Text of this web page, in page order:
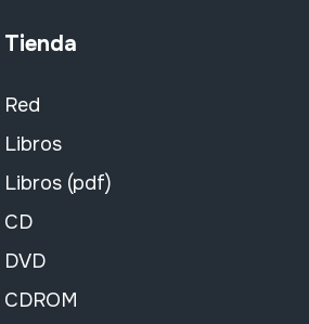
Tienda
Red
Libros
Libros (pdf)
CD
DVD
CDROM